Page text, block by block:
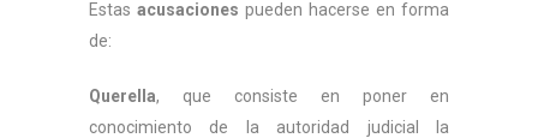
Estas acusaciones pueden hacerse en forma
de:
Querella, que consiste en poner en
conocimiento de la autoridad judicial la